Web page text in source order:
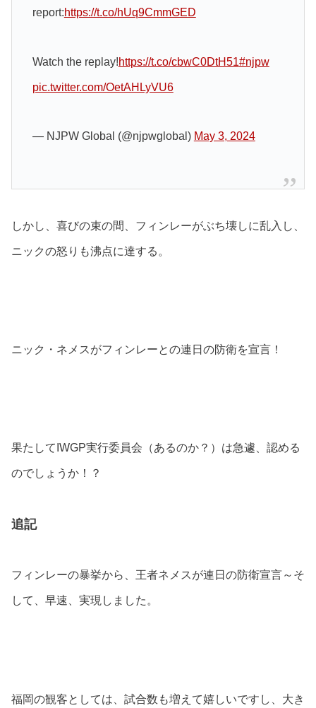
report:https://t.co/hUq9CmmGED
Watch the replay!https://t.co/cbwC0DtH51#njpw
pic.twitter.com/OetAHLyVU6
— NJPW Global (@njpwglobal) May 3, 2024
しかし、喜びの束の間、フィンレーがぶち壊しに乱入し、
ニックの怒りも沸点に達する。
ニック・ネメスがフィンレーとの連日の防衛を宣言！
果たしてIWGP実行委員会（あるのか？）は急遽、認める
のでしょうか！？
追記
フィンレーの暴挙から、王者ネメスが連日の防衛宣言～そ
して、早速、実現しました。
福岡の観客としては、試合数も増えて嬉しいですし、大き